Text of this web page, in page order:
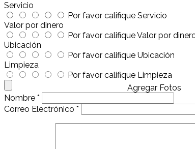
Servicio
Por favor califique Servicio
Valor por dinero
Por favor califique Valor por
Ubicación
Por favor califique Ubicación
Limpieza
Por favor califique Limpieza
Agregar Fotos
Nombre *
Correo Electrónico *